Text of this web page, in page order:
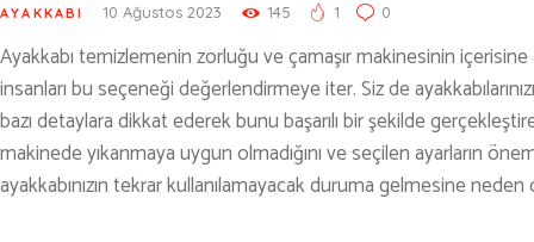
KARA AVI
KARAVAN
OTO | MOTO
KAYAK
AYAKKABI 10 Ağustos 2023 145 1 0
Ayakkabı temizlemenin zorluğu ve çamaşır makinesinin
insanları bu seçeneği değerlendirmeye iter. Siz de
bazı detaylara dikkat ederek bunu başarılı bir şekilde
makinede yıkanmaya uygun olmadığını ve seçilen ayarların
ayakkabınızın tekrar kullanılamayacak duruma gelmesine neden